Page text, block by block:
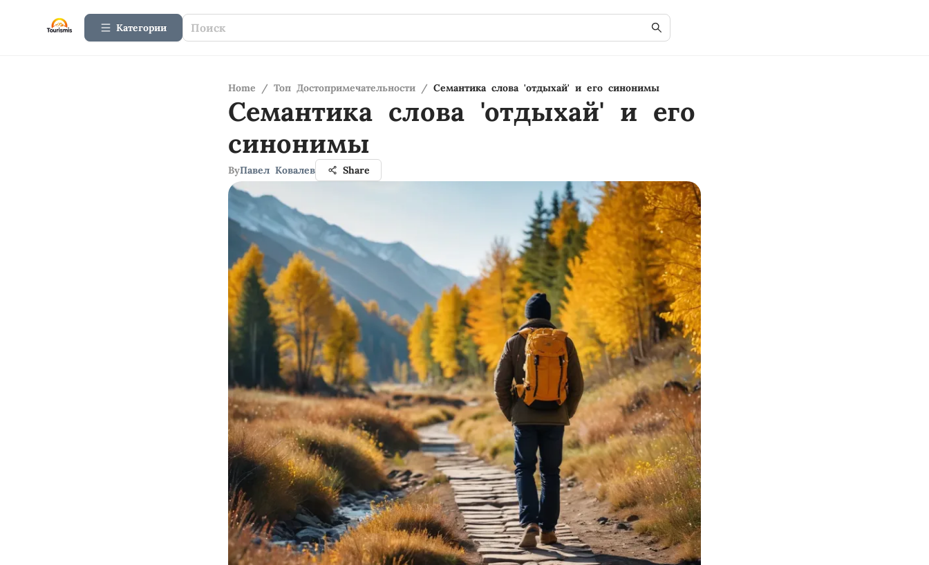
Категории
Home / Топ Достопримечательности / Семантика слова 'отдыхай' и его синонимы
Семантика слова 'отдыхай' и его
синонимы
ByПавел Ковалев Share